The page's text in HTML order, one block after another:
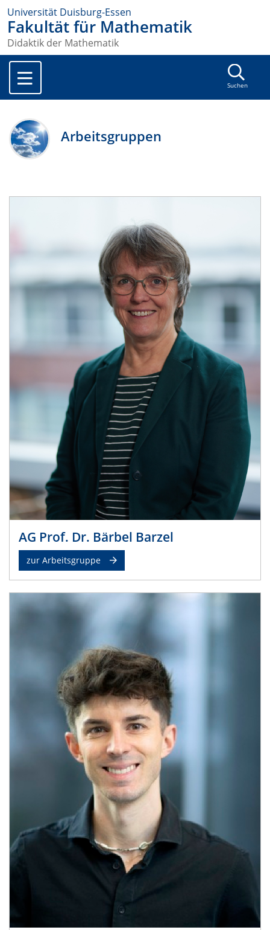
Universität Duisburg-Essen
Fakultät für Mathematik
Didaktik der Mathematik
Suchen
Arbeitsgruppen
AG Prof. Dr. Bärbel Barzel
zur Arbeitsgruppe